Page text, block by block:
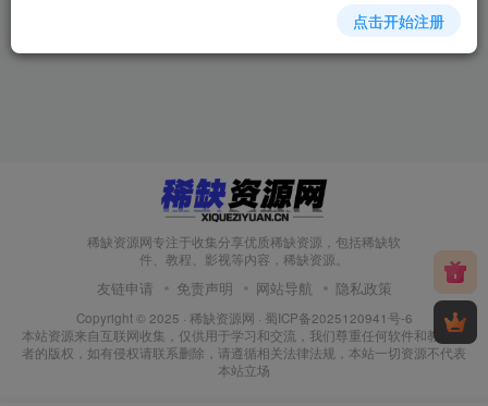
108
稀缺资源网专注于收集分享优质稀缺资源，包括稀缺软
件、教程、影视等内容，稀缺资源。
友链申请 免责声明 网站导航 隐私政策
Copyright © 2025 · 稀缺资源网 · 蜀ICP备2025120941号-6
本站资源来自互联网收集，仅供用于学习和交流，我们尊重任何软件和教程作
者的版权，如有侵权请联系删除，请遵循相关法律法规，本站一切资源不代表
本站立场
点击开始注册